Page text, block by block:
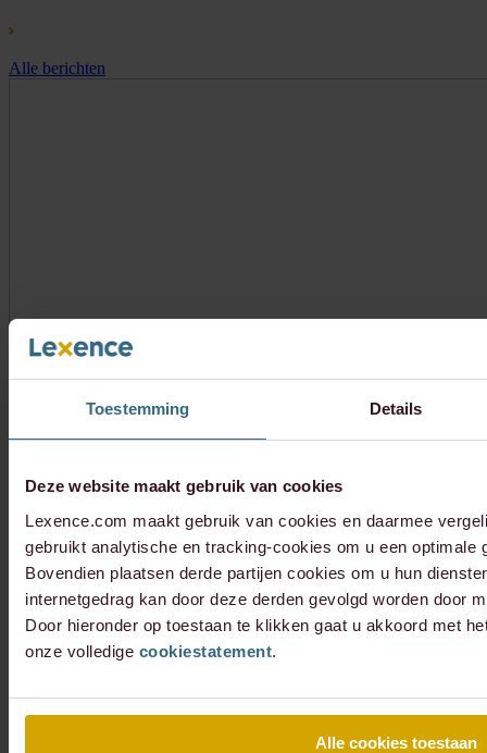
Toestemming Details
Deze website maakt gebruik van cookies
Lexence.com maakt gebruik van cookies en daarmee
gebruikt analytische en tracking-cookies om u een optimale
Bovendien plaatsen derde partijen cookies om u hun
internetgedrag kan door deze derden gevolgd worden door
Door hieronder op toestaan te klikken gaat u akkoord met
onze volledige cookiestatement.
Alle cookies toestaan
Alle berichten